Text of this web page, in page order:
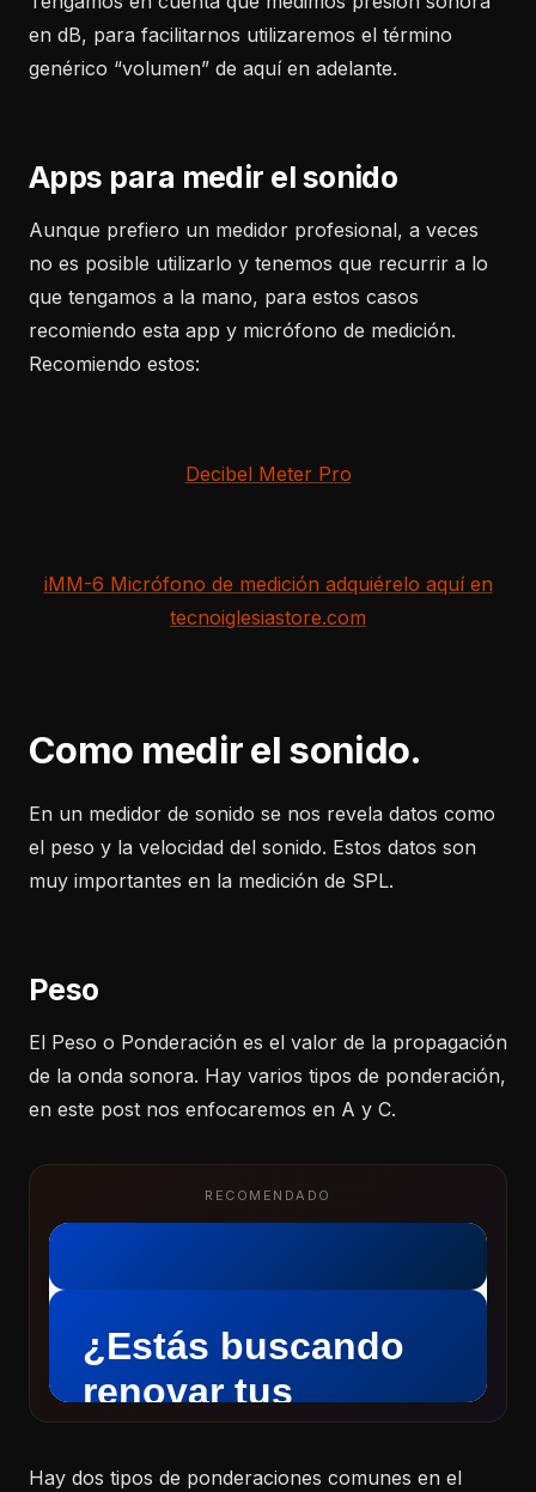
en dB, para facilitarnos utilizaremos el término
genérico “volumen” de aquí en adelante.
Apps para medir el sonido
Aunque prefiero un medidor profesional, a veces
no es posible utilizarlo y tenemos que recurrir a lo
que tengamos a la mano, para estos casos
recomiendo esta app y micrófono de medición.
Recomiendo estos:
Decibel Meter Pro
iMM-6 Micrófono de medición adquiérelo aquí en
tecnoiglesiastore.com
Como medir el sonido.
En un medidor de sonido se nos revela datos como
el peso y la velocidad del sonido. Estos datos son
muy importantes en la medición de SPL.
Peso
El Peso o Ponderación es el valor de la propagación
de la onda sonora. Hay varios tipos de ponderación,
en este post nos enfocaremos en A y C.
RECOMENDADO
Hay dos tipos de ponderaciones comunes en el